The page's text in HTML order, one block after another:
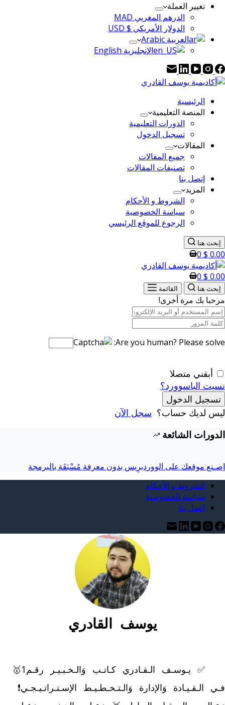
تغيير العملة
الدرهم المغربي MAD
الدولار الأمريكي $ USD
العربية Arabic
الإنجليزية English
الرئيسية
المنصة التعليمية
الدورات التعليمية
تسجيل الدخول
المقالات
جميع المقالات
تصنيفات المقالات
إتصل بنا
المزيد
الشروط و الأحكام
سياسة الخصوصية
الرجوع للموقع الرئيسي
إبحث هنا
0.00
$
0
0.00
$
0
إبحث هنا القائمة
مرحبا بك مرة أخرى!
Are you human? Please solve:
أبقني متصلا
نسيت الباسوورد؟
تسجيل الدخول
ليس لديك حساب؟ سجل الآن
الدورات الشائعة
إصـنع موقعك على الووردبرِيس بدون معرفة مُسْبَقَة بالبرمجة
الشروط و الأحكام
سياسة الخصوصية
إتصل بنا
يوسف القادري